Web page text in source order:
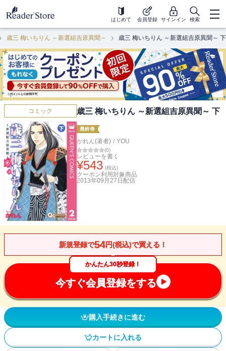
はじめて 会員登録 サインイン 検索
歳三 梅いちりん ～新選組吉原異聞～ 歳三 梅いちりん ～新選組吉原異聞～ 下
コミック 歳三 梅いちりん ～新選組吉原異聞～ 下
最終巻
かれん(著者) / YOU
(0)
レビューを書く
¥543 (税込)
クーポン利用対象商品
2013年09月27日 配信
新規登録で54円(税込)で買える！
かんたん30秒登録！
今すぐ会員登録をする
購入手続きに進む
カートに入れる